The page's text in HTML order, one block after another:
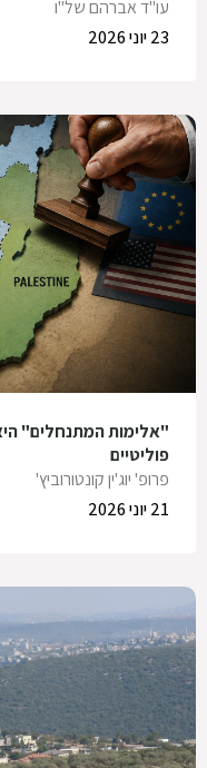
עו"ד אברהם של"ו
23 יוני 2026
"אלימות המתנחלים"
פוליטיים
פרופ' יוג'ין קונטורוביץ'
21 יוני 2026